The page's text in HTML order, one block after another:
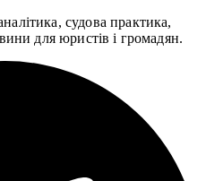
судова практика,
для юристів і громадян.